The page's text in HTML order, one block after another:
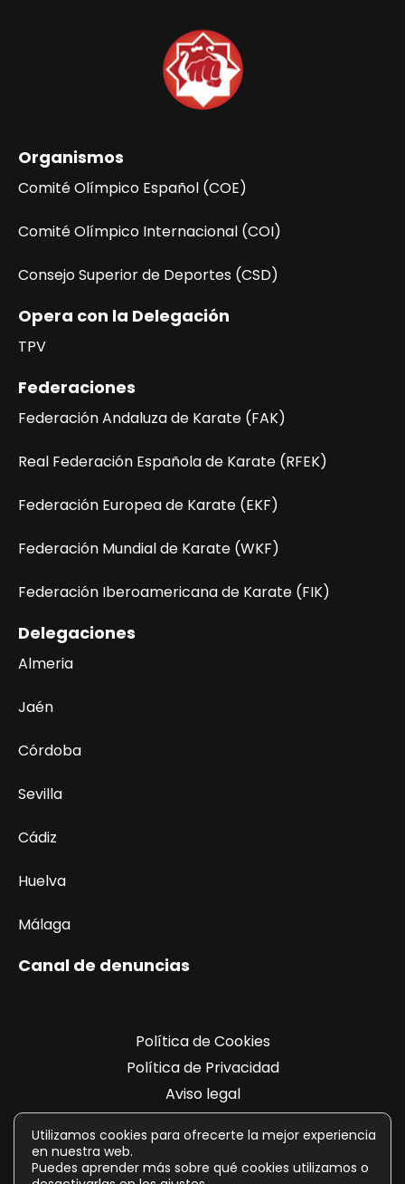
l
E
e
t
Organismos
Comité Olímpico Español (COE)
Comité Olímpico Internacional (COI)
Consejo Superior de Deportes (CSD)
Opera con la Delegación
TPV
Federaciones
Federación Andaluza de Karate (FAK)
Real Federación Española de Karate (RFEK)
Federación Europea de Karate (EKF)
Federación Mundial de Karate (WKF)
Federación Iberoamericana de Karate (FIK)
Delegaciones
Almeria
Jaén
Córdoba
Sevilla
Cádiz
Huelva
Málaga
Canal de denuncias
Política de Cookies
Política de Privacidad
Aviso legal
Registro de actividades
Utilizamos cookies para ofrecerte la mejor experiencia
en nuestra web.
Puedes aprender más sobre qué cookies utilizamos o